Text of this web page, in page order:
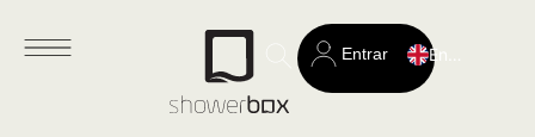
Search
for:
Entrar